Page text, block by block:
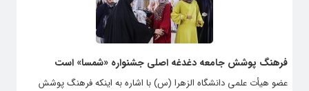
فرهنگ پوشش جامعه دغدغه اصلی جشنواره «شمسا» است
عضو هیأت علمی دانشگاه الزهرا (س) با اشاره به اینکه فرهنگ پوشش